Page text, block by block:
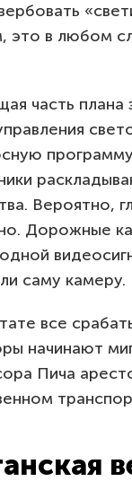
это в любом
часть плана
Вероятно,
Дорожные
саму камеру.
все
начинают
Пича